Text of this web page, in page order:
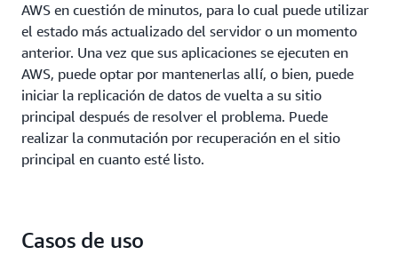
AWS en cuestión de minutos, para lo cual puede utilizar
el estado más actualizado del servidor o un momento
anterior. Una vez que sus aplicaciones se ejecuten en
AWS, puede optar por mantenerlas allí, o bien, puede
iniciar la replicación de datos de vuelta a su sitio
principal después de resolver el problema. Puede
realizar la conmutación por recuperación en el sitio
principal en cuanto esté listo.
Casos de uso